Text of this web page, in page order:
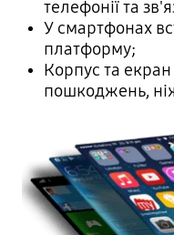
телефонії та
У смартфонах
платформу;
Корпус та
пошкоджень,